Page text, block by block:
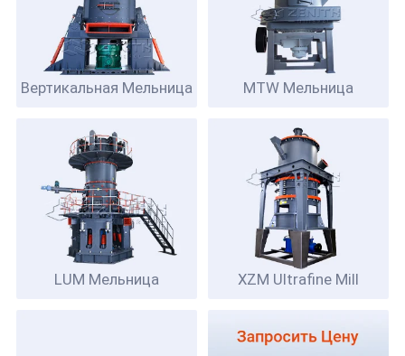
Вертикальная Мельница MTW Мельница
LUM Мельница XZM Ultrafine Mill